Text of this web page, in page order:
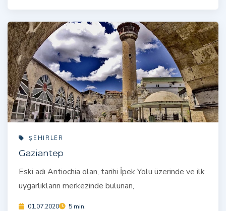
ŞEHIRLER
Gaziantep
Eski adı Antiochia olan, tarihi İpek Yolu üzerinde ve ilk
uygarlıkların merkezinde bulunan,
01.07.2020 5 min.